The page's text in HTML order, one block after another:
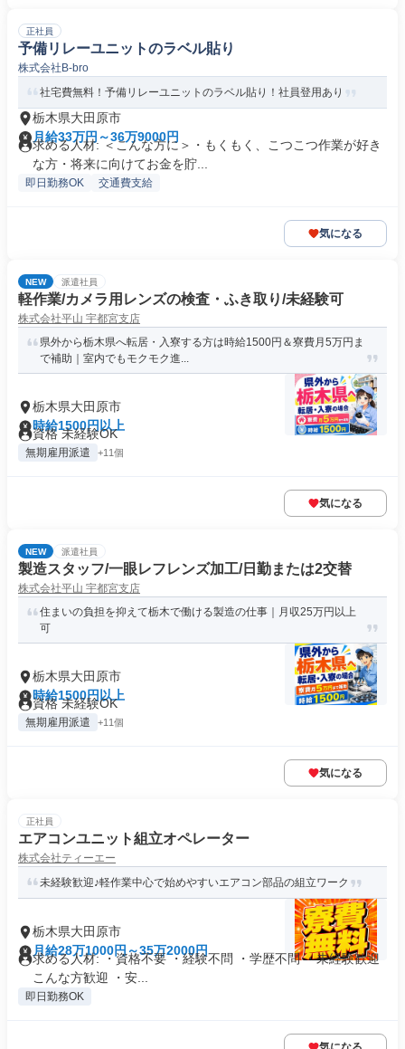
正社員
予備リレーユニットのラベル貼り
株式会社B-bro
社宅費無料！予備リレーユニットのラベル貼り！社員登用あり
栃木県大田原市
月給33万円～36万9000円
求める人材: ＜こんな方に＞・もくもく、こつこつ作業が好き
な方・将来に向けてお金を貯...
即日勤務OK 交通費支給
気になる
NEW 派遣社員
軽作業/カメラ用レンズの検査・ふき取り/未経験可
株式会社平山 宇都宮支店
県外から栃木県へ転居・入寮する方は時給1500円＆寮費月5万円ま
で補助｜室内でもモクモク進...
栃木県大田原市
時給1500円以上
資格 未経験OK
無期雇用派遣 +11個
気になる
NEW 派遣社員
製造スタッフ/一眼レフレンズ加工/日勤または2交替
株式会社平山 宇都宮支店
住まいの負担を抑えて栃木で働ける製造の仕事｜月収25万円以上
可
栃木県大田原市
時給1500円以上
資格 未経験OK
無期雇用派遣 +11個
気になる
正社員
エアコンユニット組立オペレーター
株式会社ティーエー
未経験歓迎♪軽作業中心で始めやすいエアコン部品の組立ワーク
栃木県大田原市
月給28万1000円～35万2000円
求める人材: ・資格不要 ・経験不問 ・学歴不問 ・未経験歓迎
こんな方歓迎 ・安...
即日勤務OK